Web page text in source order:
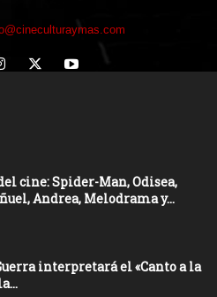
cine: Spider-Man, Odisea,
Andrea, Melodrama y...
interpretará el «Canto a la